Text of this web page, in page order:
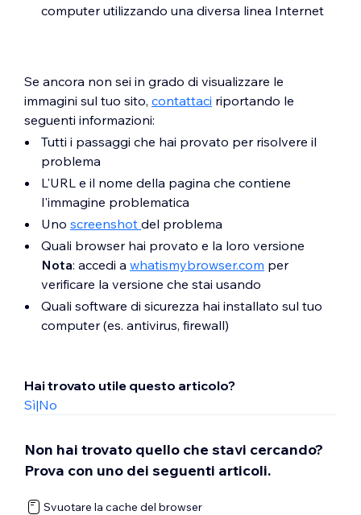
computer utilizzando una diversa linea Internet
Se ancora non sei in grado di visualizzare le
immagini sul tuo sito, contattaci riportando le
seguenti informazioni:
Tutti i passaggi che hai provato per risolvere il
problema
L'URL e il nome della pagina che contiene
l'immagine problematica
Uno screenshot del problema
Quali browser hai provato e la loro versione
Nota: accedi a whatismybrowser.com per
verificare la versione che stai usando
Quali software di sicurezza hai installato sul tuo
computer (es. antivirus, firewall)
Hai trovato utile questo articolo?
Sì|No
Non hai trovato quello che stavi cercando?
Prova con uno dei seguenti articoli.
Svuotare la cache del browser